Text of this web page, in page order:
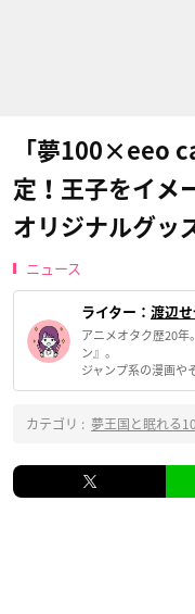
「夢100×eeo
定！王子をイメ
オリジナルグッ
ニュース
ライター： 渡辺せ
アニメオタク歴20
ン』。
ジャンプ系の漫画や
カテゴリ : 夢王国と眠れる